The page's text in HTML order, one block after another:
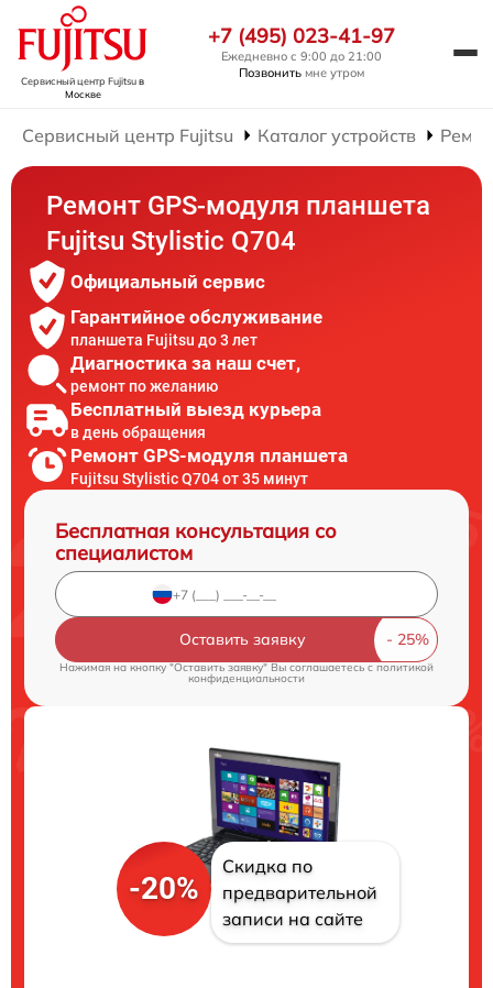
Сервисный центр Fujitsuв
Москве
+7 (495) 023-41-97
Ежедневно с 9:00 до 21:00
Позвонить мне утром
Сервисный центр Fujitsu Каталог устройств
Ремонт GPS-модуля планшета
Fujitsu Stylistic Q704
Официальный сервис
Гарантийное обслуживание
планшета Fujitsu до 3 лет
Диагностика за наш счет,
ремонт по желанию
Бесплатный выезд курьера
в день обращения
Ремонт GPS-модуля планшета
Fujitsu Stylistic Q704 от 35 минут
Бесплатная консультация со
специалистом
Оставить заявку
Нажимая на кнопку "Оставить заявку" Вы соглашаетесь cполитикой
конфиденциальности
-20%
Скидка по
предварительной
записи на сайте